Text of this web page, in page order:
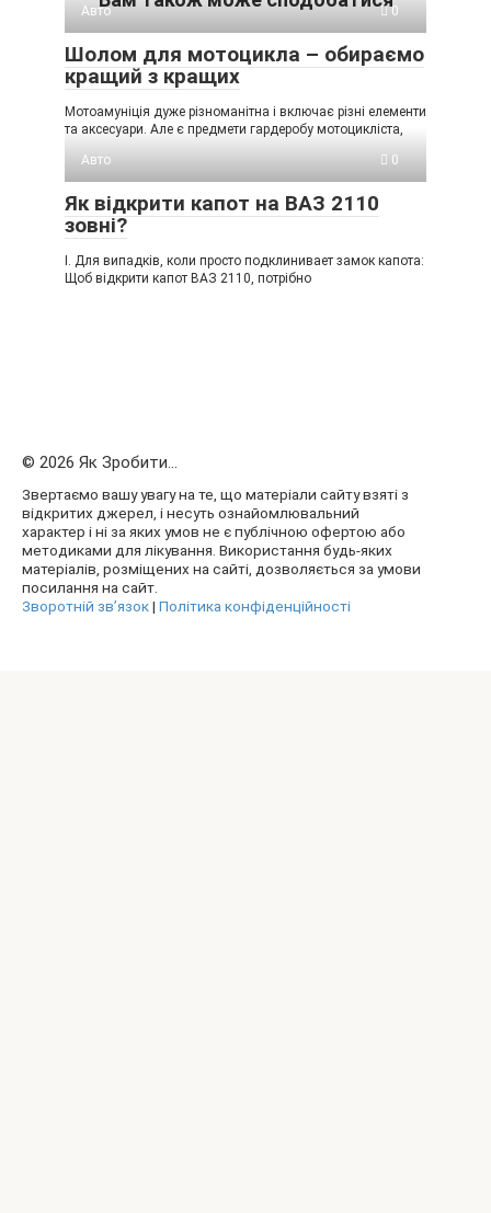
Авто 0
Шолом для мотоцикла – обираємо
кращий з кращих
Мотоамуніція дуже різноманітна і включає різні елементи
та аксесуари. Але є предмети гардеробу мотоцикліста,
Авто
0
Як відкрити капот на ВАЗ 2110
зовні?
I. Для випадків, коли просто подклинивает замок капота:
Щоб відкрити капот ВАЗ 2110, потрібно
© 2026 Як Зробити...
Звертаємо вашу увагу на те, що матеріали сайту взяті з
відкритих джерел, і несуть ознайомлювальний
характер і ні за яких умов не є публічною офертою або
методиками для лікування. Використання будь-яких
матеріалів, розміщених на сайті, дозволяється за умови
посилання на сайт.
Зворотній зв’язок| Політика конфіденційності